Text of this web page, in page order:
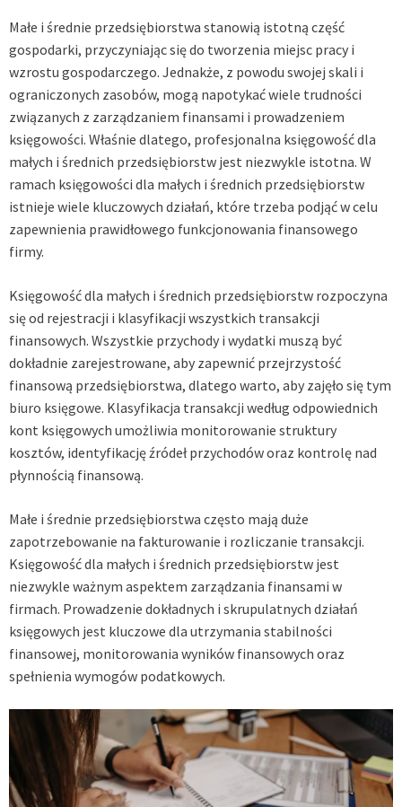
Małe i średnie przedsiębiorstwa stanowią istotną część
gospodarki, przyczyniając się do tworzenia miejsc pracy i
wzrostu gospodarczego. Jednakże, z powodu swojej skali i
ograniczonych zasobów, mogą napotykać wiele trudności
związanych z zarządzaniem finansami i prowadzeniem
księgowości. Właśnie dlatego, profesjonalna księgowość dla
małych i średnich przedsiębiorstw jest niezwykle istotna. W
ramach księgowości dla małych i średnich przedsiębiorstw
istnieje wiele kluczowych działań, które trzeba podjąć w celu
zapewnienia prawidłowego funkcjonowania finansowego
firmy.
Księgowość dla małych i średnich przedsiębiorstw rozpoczyna
się od rejestracji i klasyfikacji wszystkich transakcji
finansowych. Wszystkie przychody i wydatki muszą być
dokładnie zarejestrowane, aby zapewnić przejrzystość
finansową przedsiębiorstwa, dlatego warto, aby zajęło się tym
biuro księgowe. Klasyfikacja transakcji według odpowiednich
kont księgowych umożliwia monitorowanie struktury
kosztów, identyfikację źródeł przychodów oraz kontrolę nad
płynnością finansową.
Małe i średnie przedsiębiorstwa często mają duże
zapotrzebowanie na fakturowanie i rozliczanie transakcji.
Księgowość dla małych i średnich przedsiębiorstw jest
niezwykle ważnym aspektem zarządzania finansami w
firmach. Prowadzenie dokładnych i skrupulatnych działań
księgowych jest kluczowe dla utrzymania stabilności
finansowej, monitorowania wyników finansowych oraz
spełnienia wymogów podatkowych.